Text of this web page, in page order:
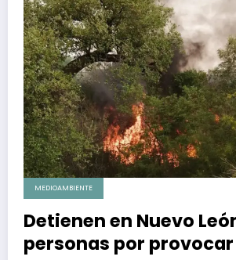
MEDIOAMBIENTE
Detienen en Nuevo
personas por